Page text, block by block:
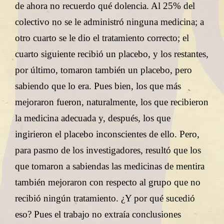
de ahora no recuerdo qué dolencia. Al 25% del
colectivo no se le administró ninguna medicina; a
otro cuarto se le dio el tratamiento correcto; el
cuarto siguiente recibió un placebo, y los restantes,
por último, tomaron también un placebo, pero
sabiendo que lo era. Pues bien, los que más
mejoraron fueron, naturalmente, los que recibieron
la medicina adecuada y, después, los que
ingirieron el placebo inconscientes de ello. Pero,
para pasmo de los investigadores, resultó que los
que tomaron a sabiendas las medicinas de mentira
también mejoraron con respecto al grupo que no
recibió ningún tratamiento. ¿Y por qué sucedió
eso? Pues el trabajo no extraía conclusiones